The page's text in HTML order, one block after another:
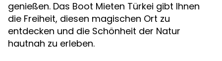
genießen. Das Boot Mieten Türkei gibt Ihnen
die Freiheit, diesen magischen Ort zu
entdecken und die Schönheit der Natur
hautnah zu erleben.